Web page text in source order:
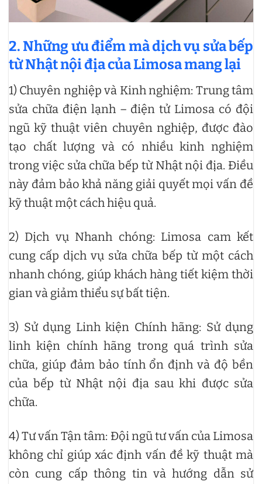
2. Những ưu điểm mà dịch vụ sửa bếp
từ Nhật nội địa của Limosa mang lại
1) Chuyên nghiệp và Kinh nghiệm: Trung tâm
sửa chữa điện lạnh – điện tử Limosa có đội
ngũ kỹ thuật viên chuyên nghiệp, được đào
tạo chất lượng và có nhiều kinh nghiệm
trong việc sửa chữa bếp từ Nhật nội địa. Điều
này đảm bảo khả năng giải quyết mọi vấn đề
kỹ thuật một cách hiệu quả.
2) Dịch vụ Nhanh chóng: Limosa cam kết
cung cấp dịch vụ sửa chữa bếp từ một cách
nhanh chóng, giúp khách hàng tiết kiệm thời
gian và giảm thiểu sự bất tiện.
3) Sử dụng Linh kiện Chính hãng: Sử dụng
linh kiện chính hãng trong quá trình sửa
chữa, giúp đảm bảo tính ổn định và độ bền
của bếp từ Nhật nội địa sau khi được sửa
chữa.
4) Tư vấn Tận tâm: Đội ngũ tư vấn của Limosa
không chỉ giúp xác định vấn đề kỹ thuật mà
còn cung cấp thông tin và hướng dẫn sử